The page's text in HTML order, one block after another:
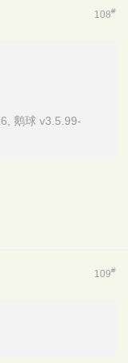
108#
鹅球 v3.5.99-
109#